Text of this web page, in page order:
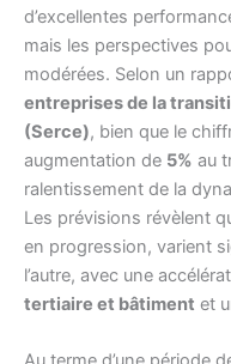
d’excellentes
mais les perspectives
modérées. Selon un
entreprises de la
(Serce), bien que le
augmentation de 5% au
ralentissement de la
Les prévisions révèlent
en progression, varient
l’autre, avec une
tertiaire et bâtiment et